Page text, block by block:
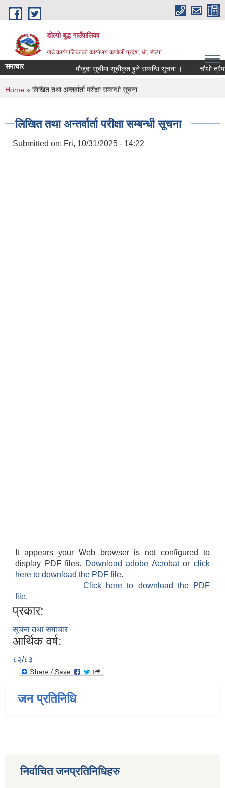
Skip to main content
डोल्पो बुद्ध गाउँपालिका
गाउँ कार्यपालिकाकाे कार्यालय कर्णाली प्रदेश, धो, डोल्पा
समाचार मौजुदा सूचीमा सूचीकृत हुने सम्बन्धि सूचना । चौथो
You are here
Home » लिखित तथा अन्तर्वार्ता परीक्षा सम्बन्धी सूचना
लिखित तथा अन्तर्वार्ता परीक्षा सम्बन्धी सूचना
Submitted on: Fri, 10/31/2025 - 14:22
It appears your Web browser is not configured to
display PDF files.
Download adobe Acrobatorclick
here to download the PDF file.
Click here to download the PDF
file.
प्रकार:
सूचना तथा समाचार
आर्थिक वर्ष:
८२/८३
जन प्रतिनिधि
निर्वाचित जनप्रतिनिधिहरु